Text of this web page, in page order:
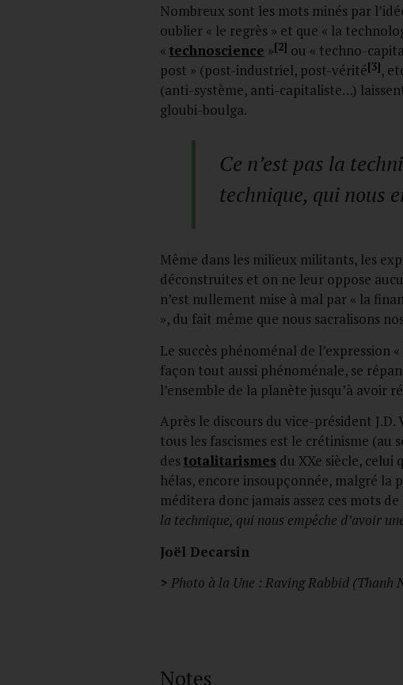
Nombreux sont les mots minés par
oublier « le regrès » et que « la
« technoscience »[2] ou « techno-
post » (post-industriel, post-vérité[3],
(anti-système, anti-capitaliste…)
gloubi-boulga.
Ce n’est pas la
technique, qui nous
Même dans les milieux militants, les
déconstruites et on ne leur oppose
n’est nullement mise à mal par « la
», du fait même que nous sacralisons
Le succès phénoménal de
façon tout aussi phénoménale, se
l’ensemble de la planète jusqu’à avoir
Après le discours du vice-président
tous les fascismes est le crétinisme (au
destotalitarismesdu XXe siècle, celui
hélas, encore insoupçonnée, malgré la
méditera donc jamais assez ces mots de
la technique, qui nous empêche d’avoir
Joël Decarsin
> Photo à la Une : Raving Rabbid (Thanh
Notes